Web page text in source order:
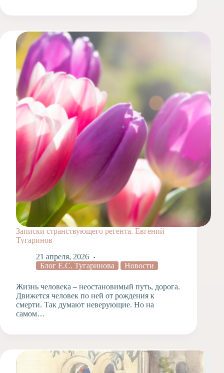
Записки странствующего регента. Евгений
Тугаринов
21 апреля, 2026
Блог Е.С. Тугаринова
Новости
Жизнь человека – неостановимый путь, дорога.
Движется человек по ней от рождения к
смерти. Так думают неверующие. Но на
самом…